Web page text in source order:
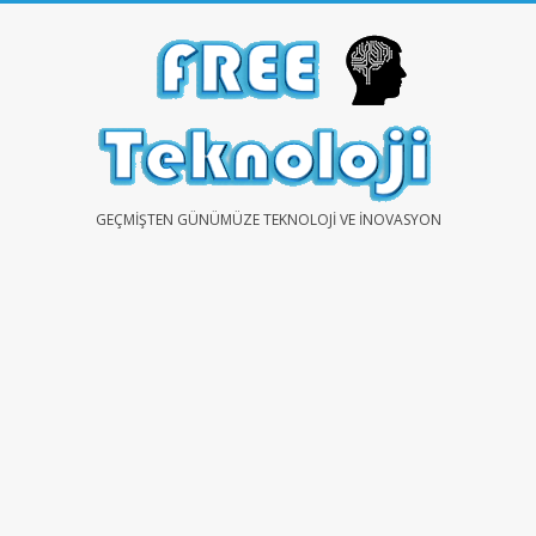
FREEGEÇMIŞTEN GÜNÜMÜZE TEKNOLOJI VE İNOVASYON